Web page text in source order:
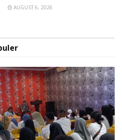
AUGUST 6, 2026